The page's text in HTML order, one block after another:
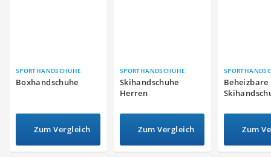
SPORTHANDSCHUHE
Boxhandschuhe
Zum Vergleich
SPORTHANDSCHUHE
Skihandschuhe
Herren
Zum Vergleich
Beheizbare
Zum